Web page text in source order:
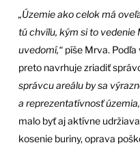
„Územie ako celok má
tú chvíľu, kým si to
uvedomí,“píše Mrva. Podľa
preto navrhuje zriadiť
správcu areálu by sa
a reprezentatívnosť
malo byť aj aktívne
kosenie buriny, oprava